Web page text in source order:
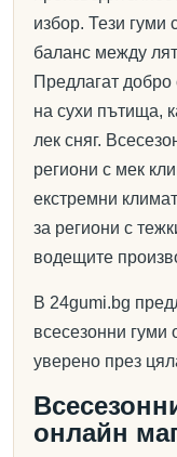
избор. Тези гуми
баланс между
Предлагат добро
на сухи пътища,
лек сняг.
региони с мек
екстремни
за региони с
водещите
В 24gumi.bg
всесезонни
уверено през
онлайн